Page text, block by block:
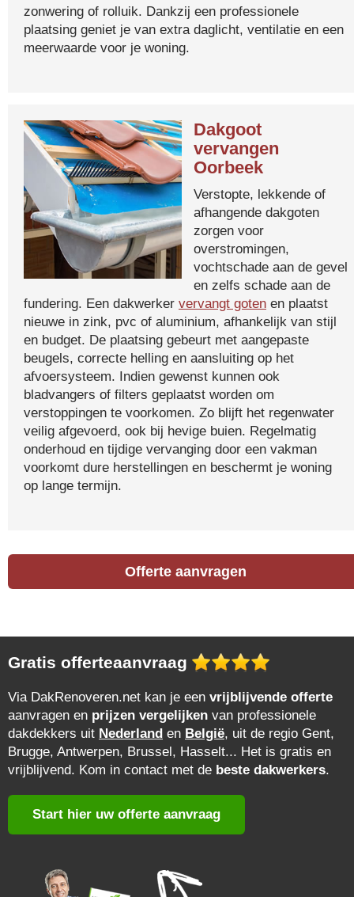
zonwering of rolluik. Dankzij een professionele
plaatsing geniet je van extra daglicht, ventilatie en een
meerwaarde voor je woning.
Dakgoot
vervangen
Oorbeek
Verstopte, lekkende of
afhangende dakgoten
zorgen voor
overstromingen,
vochtschade aan de gevel
en zelfs schade aan de
fundering. Een dakwerker vervangt goten en plaatst
nieuwe in zink, pvc of aluminium, afhankelijk van stijl
en budget. De plaatsing gebeurt met aangepaste
beugels, correcte helling en aansluiting op het
afvoersysteem. Indien gewenst kunnen ook
bladvangers of filters geplaatst worden om
verstoppingen te voorkomen. Zo blijft het regenwater
veilig afgevoerd, ook bij hevige buien. Regelmatig
onderhoud en tijdige vervanging door een vakman
voorkomt dure herstellingen en beschermt je woning
op lange termijn.
Offerte aanvragen
Gratis offerteaanvraag
Via DakRenoveren.net kan je een vrijblijvende offerte
aanvragen en prijzen vergelijken van professionele
dakdekkers uit Nederland en België, uit de regio Gent,
Brugge, Antwerpen, Brussel, Hasselt... Het is gratis en
vrijblijvend. Kom in contact met de beste dakwerkers.
Start hier uw offerte aanvraag